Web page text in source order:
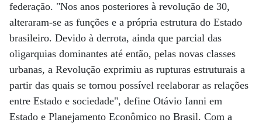
federação. "Nos anos posteriores à revolução de 30,
alteraram-se as funções e a própria estrutura do Estado
brasileiro. Devido à derrota, ainda que parcial das
oligarquias dominantes até então, pelas novas classes
urbanas, a Revolução exprimiu as rupturas estruturais a
partir das quais se tornou possível reelaborar as relações
entre Estado e sociedade", define Otávio Ianni em
Estado e Planejamento Econômico no Brasil. Com a